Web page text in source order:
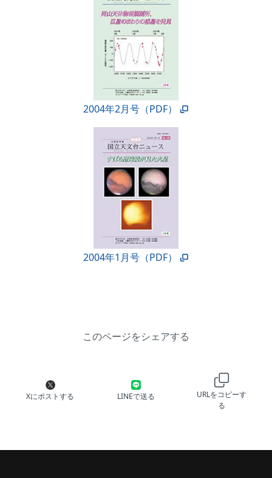
2004年2月号（PDF）
2004年1月号（PDF）
このページをシェアする
Xにポストする LINEで送る
URLをコピーす
る